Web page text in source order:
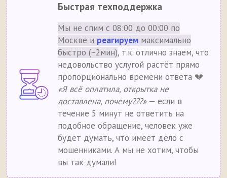
Быстрая техподдержка
Мы не спим с 08:00 до 00:00 по
Москве и реагируем максимально
быстро (~2мин), т.к. отлично знаем, что
недовольство услугой растёт прямо
пропорционально времени ответа 💔
«Я всё оплатила, открытка не
доставлена, почему???»— если в
течение 5 минут не ответить на
подобное обращение, человек уже
будет думать, что имеет дело с
мошенниками. А мы не хотим, чтобы
вы так думали!